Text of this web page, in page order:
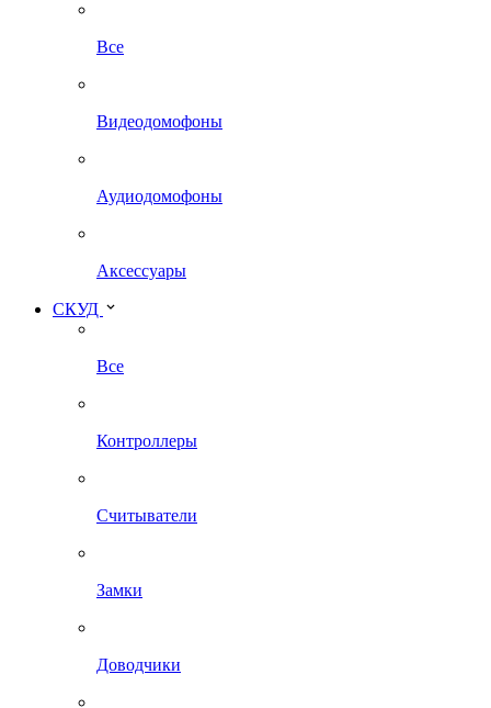
Все
Видеодомофоны
Аудиодомофоны
Аксессуары
СКУД
Все
Контроллеры
Считыватели
Замки
Доводчики